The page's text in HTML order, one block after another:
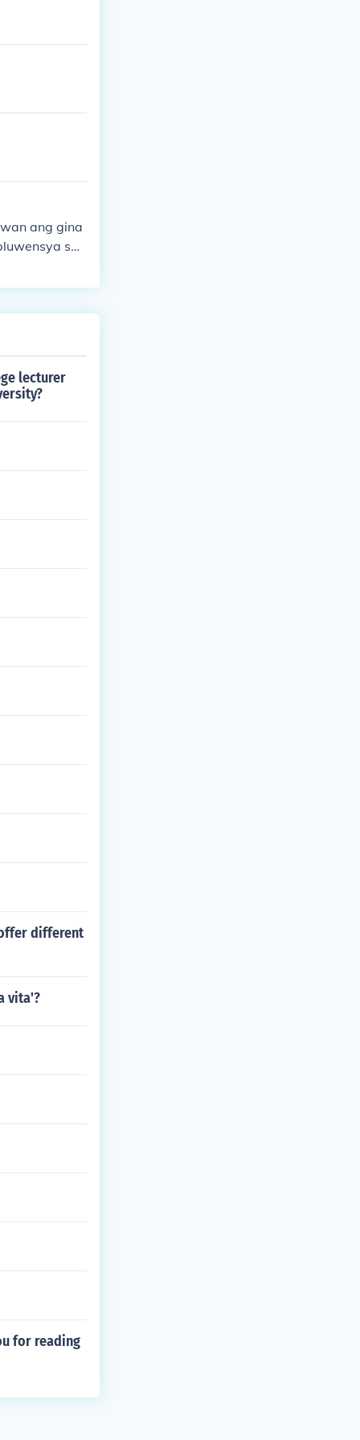
ang gina
sa
ring makita
lecturer
different
vita'?
for reading